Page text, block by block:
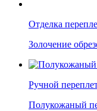
Отделка
Золочение
Ручной
Полукожаный